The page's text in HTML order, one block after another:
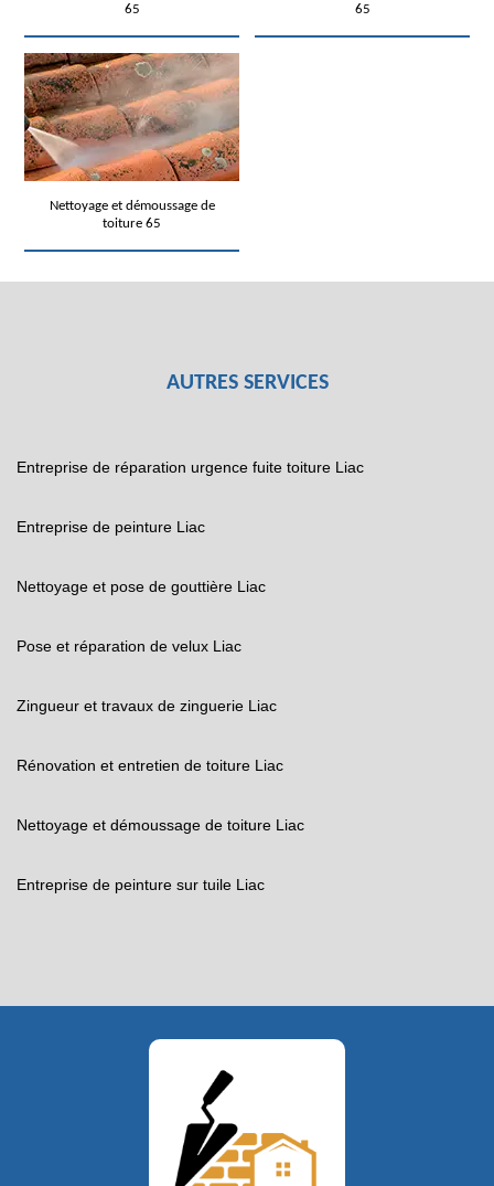
65
65
Nettoyage et démoussage de
toiture 65
AUTRES SERVICES
Entreprise de réparation urgence fuite toiture Liac
Entreprise de peinture Liac
Nettoyage et pose de gouttière Liac
Pose et réparation de velux Liac
Zingueur et travaux de zinguerie Liac
Rénovation et entretien de toiture Liac
Nettoyage et démoussage de toiture Liac
Entreprise de peinture sur tuile Liac